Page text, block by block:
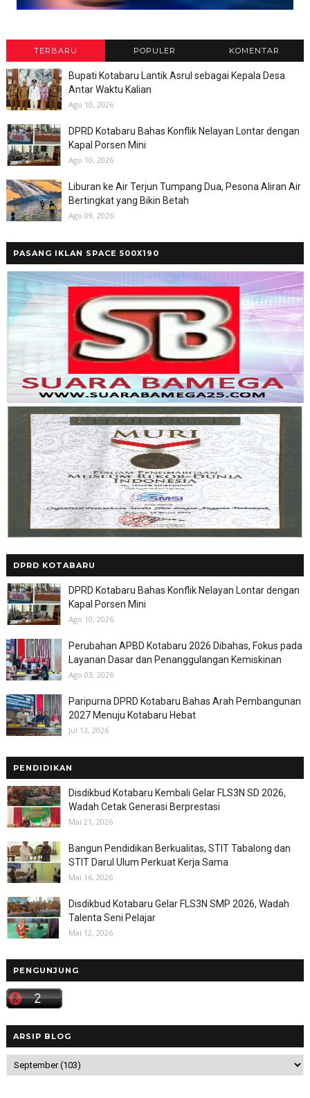
TERBARU POPULER KOMENTAR
Bupati Kotabaru Lantik Asrul sebagai Kepala Desa
Antar Waktu Kalian
Ago 10, 2026
DPRD Kotabaru Bahas Konflik Nelayan Lontar dengan
Kapal Porsen Mini
Ago 10, 2026
Liburan ke Air Terjun Tumpang Dua, Pesona Aliran Air
Bertingkat yang Bikin Betah
Ago 09, 2026
PASANG IKLAN SPACE 500X190
DPRD KOTABARU
DPRD Kotabaru Bahas Konflik Nelayan Lontar dengan
Kapal Porsen Mini
Ago 10, 2026
Perubahan APBD Kotabaru 2026 Dibahas, Fokus pada
Layanan Dasar dan Penanggulangan Kemiskinan
Ago 03, 2026
Paripurna DPRD Kotabaru Bahas Arah Pembangunan
2027 Menuju Kotabaru Hebat
Jul 13, 2026
PENDIDIKAN
Disdikbud Kotabaru Kembali Gelar FLS3N SD 2026,
Wadah Cetak Generasi Berprestasi
Mai 21, 2026
Bangun Pendidikan Berkualitas, STIT Tabalong dan
STIT Darul Ulum Perkuat Kerja Sama
Mai 16, 2026
Disdikbud Kotabaru Gelar FLS3N SMP 2026, Wadah
Talenta Seni Pelajar
Mai 12, 2026
PENGUNJUNG
ARSIP BLOG